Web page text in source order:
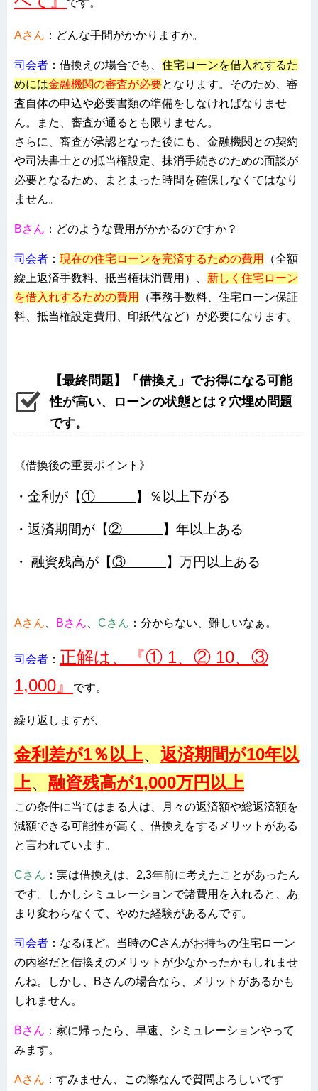
です。
Aさん ：どんな手間がかかりますか。
司会者 ：借換えの場合でも、 住宅ローンを借入れするた
めには金融機関の審査が必要となります。そのため、審
査自体の申込や必要書類の準備をしなければなりませ
ん。また、審査が通るとも限りません。
さらに、審査が承認となった後にも、金融機関との契約
や司法書士との抵当権設定、抹消手続きのための面談が
必要となるため、まとまった時間を確保しなくてはなり
ません。
Bさん ：どのような費用がかかるのですか？
司会者 ： 現在の住宅ローンを完済するための費用
（全額
繰上返済手数料、抵当権抹消費用）、 新しく住宅ローン
を借入れするための費用
（事務手数料、住宅ローン保証
料、抵当権設定費用、印紙代など）が必要になります。
【最終問題】「借換え」でお得になる可能
性が高い、ローンの状態とは？穴埋め問題
です。
《借換後の重要ポイント》
・金利が【① 】％以上下がる
・返済期間が【② 】年以上ある
・ 融資残高が【③ 】万円以上ある
Aさん Bさん Cさん ：分からない、難しいなぁ。
司会者 ： 正解は、『① 1、② 10、③
1,000』
です。
繰り返しますが、
金利差が1％以上、 返済期間が10年以
上、 融資残高が1,000万円以上
この条件に当てはまる人は、月々の返済額や総返済額を
減額できる可能性が高く、借換えをするメリットがある
と言われています。
Cさん ：実は借換えは、2,3年前に考えたことがあったん
です。しかしシミュレーションで諸費用を入れると、あ
まり変わらなくて、やめた経験があるんです。
司会者 ：なるほど。当時のCさんがお持ちの住宅ローン
の内容だと借換えのメリットが少なかったかもしれませ
んね。しかし、Bさんの場合なら、メリットがあるかも
しれません。
Bさん ：家に帰ったら、早速、シミュレーションやって
みます。
Aさん ：すみません、この際なんで質問よろしいです